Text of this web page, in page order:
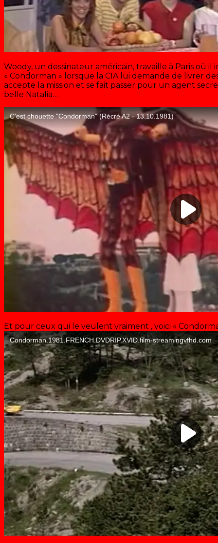
Woody, un dessinateur américain, travaille à Paris où
« Condorman » lorsque la CIA lui demande de livrer
accepte la mission et se fait passer pour un agent
belle Natalia…
Et pour ceux qui le veulent vraiment , voici «